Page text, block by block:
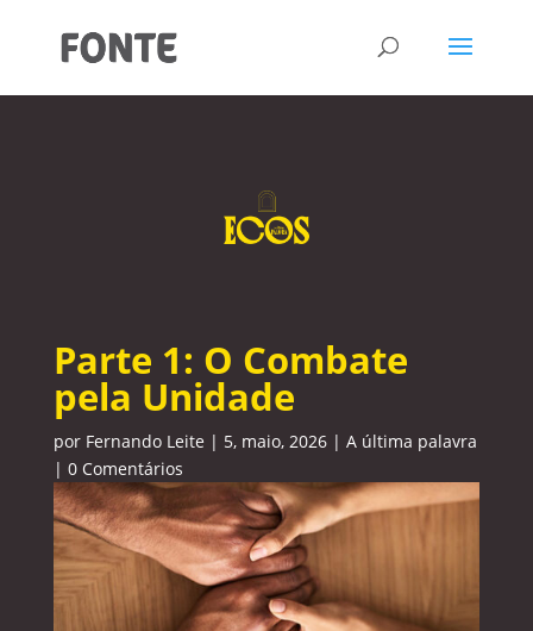
Parte 1: O Combate
pela Unidade
por Fernando Leite | 5, maio, 2026| A última palavra
| 0 Comentários